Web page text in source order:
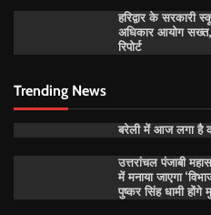
हरिद्वार के
अधिकार आयोग सख्त,
रिपोर्ट
Trending News
बरेली में आज लगा है
उत्तरांचल पंजाबी
में मनाया जाएगा
पुष्कर सिंह धामी होंगे